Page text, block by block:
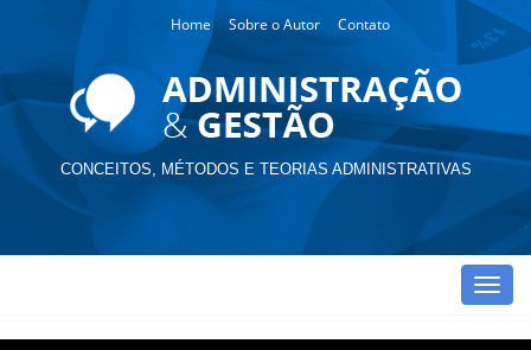
Home Sobre o Autor Contato
CONCEITOS, MÉTODOS E TEORIAS ADMINISTRATIVAS